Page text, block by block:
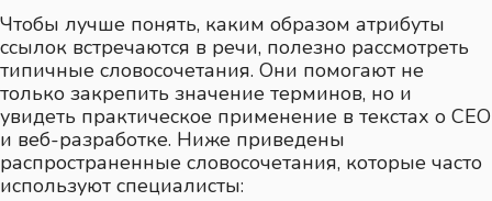
Чтобы лучше понять, каким образом атрибуты
ссылок встречаются в речи, полезно рассмотреть
типичные словосочетания. Они помогают не
только закрепить значение терминов, но и
увидеть практическое применение в текстах о СЕО
и веб-разработке. Ниже приведены
распространенные словосочетания, которые часто
используют специалисты: